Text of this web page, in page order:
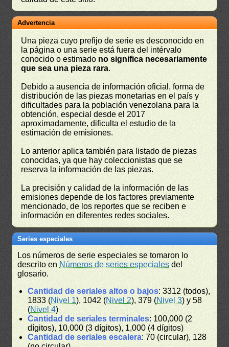
Advertencia
Una pieza cuyo prefijo de serie es desconocido en
la página o una serie está fuera del intérvalo
conocido o estimado no significa necesariamente
que sea una pieza rara.
Debido a ausencia de información oficial, forma de
distribución de las piezas monetarias en el país y
dificultades para la población venezolana para la
obtención, especial desde el 2017
aproximadamente, dificulta el estudio de la
estimación de emisiones.
Lo anterior aplica también para listado de piezas
conocidas, ya que hay coleccionistas que se
reserva la información de las piezas.
La precisión y calidad de la información de las
emisiones depende de los factores previamente
mencionado, de los reportes que se reciben e
información en diferentes redes sociales.
Series especiales
Los números de serie especiales se tomaron lo
descrito en Números de series especiales del
glosario.
Cantidad de seriales altos o bajos: 3312 (todos),
1833 (Nivel 1), 1042 (Nivel 2), 379 (Nivel 3) y 58
(Nivel 4)
Cantidad de seriales terminales: 100,000 (2
dígitos), 10,000 (3 dígitos), 1,000 (4 dígitos)
Cantidad de seriales escalera: 70 (circular), 128